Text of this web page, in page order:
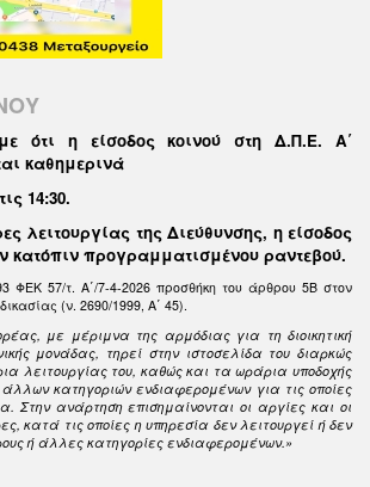
ότι η είσοδος κοινού στη Δ.Π.Ε. Α΄
καθημερινά
14:30.
λειτουργίας της Διεύθυνσης, η είσοδος
κατόπιν προγραμματισμένου ραντεβού.
ΦΕΚ 57/τ. Α΄/7-4-2026 προσθήκη του άρθρου 5Β στον
(ν. 2690/1999, Α΄ 45).
με μέριμνα της αρμόδιας για τη διοικητική
μονάδας, τηρεί στην ιστοσελίδα του διαρκώς
λειτουργίας του, καθώς και τα ωράρια υποδοχής
άλλων κατηγοριών ενδιαφερομένων για τις οποίες
Στην ανάρτηση επισημαίνονται οι αργίες και οι
κατά τις οποίες η υπηρεσία δεν λειτουργεί ή δεν
ή άλλες κατηγορίες ενδιαφερομένων.»